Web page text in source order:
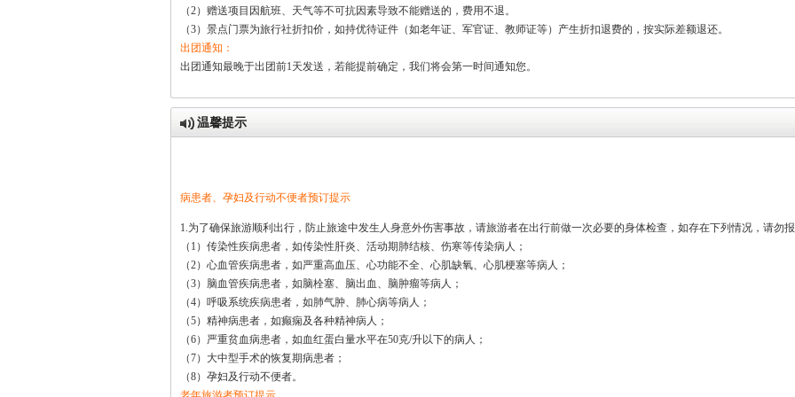
（2）赠送项目因航班、天气等不可抗因素导致不能赠送的，费用不退。
（3）景点门票为旅行社折扣价，如持优待证件（如老年证、军官证、教师证等）产生折扣退费的，按实际差额退还。
出团通知：
出团通知最晚于出团前1天发送，若能提前确定，我们将会第一时间通知您。
温馨提示
病患者、孕妇及行动不便者预订提示
1.为了确保旅游顺利出行，防止旅途中发生人身意外伤害事故，请旅游者在出行前做一次必要的身体检查，如存在下列情况，请勿
（1）传染性疾病患者，如传染性肝炎、活动期肺结核、伤寒等传染病人；
（2）心血管疾病患者，如严重高血压、心功能不全、心肌缺氧、心肌梗塞等病人；
（3）脑血管疾病患者，如脑栓塞、脑出血、脑肿瘤等病人；
（4）呼吸系统疾病患者，如肺气肿、肺心病等病人；
（5）精神病患者，如癫痫及各种精神病人；
（6）严重贫血病患者，如血红蛋白量水平在50克/升以下的病人；
（7）大中型手术的恢复期病患者；
（8）孕妇及行动不便者。